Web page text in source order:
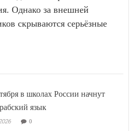
Однако за внешней
скрываются серьёзные
в школах России начнут
язык
0